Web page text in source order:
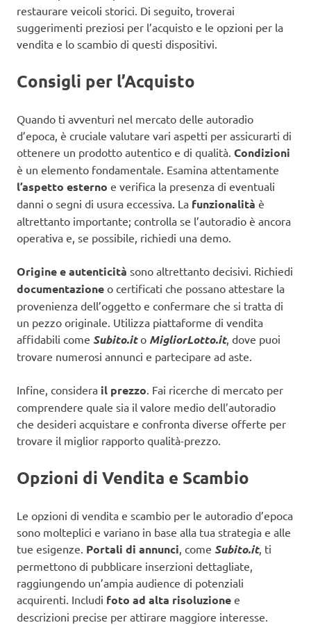
restaurare veicoli storici. Di seguito, troverai
suggerimenti preziosi per l’acquisto e le opzioni per la
vendita e lo scambio di questi dispositivi.
Consigli per l’Acquisto
Quando ti avventuri nel mercato delle autoradio
d’epoca, è cruciale valutare vari aspetti per assicurarti di
ottenere un prodotto autentico e di qualità. Condizioni
è un elemento fondamentale. Esamina attentamente
l’aspetto esterno e verifica la presenza di eventuali
danni o segni di usura eccessiva. La funzionalità è
altrettanto importante; controlla se l’autoradio è ancora
operativa e, se possibile, richiedi una demo.
Origine e autenticità sono altrettanto decisivi. Richiedi
documentazione o certificati che possano attestare la
provenienza dell’oggetto e confermare che si tratta di
un pezzo originale. Utilizza piattaforme di vendita
affidabili come Subito.ito MigliorLotto.it, dove puoi
trovare numerosi annunci e partecipare ad aste.
Infine, considera il prezzo. Fai ricerche di mercato per
comprendere quale sia il valore medio dell’autoradio
che desideri acquistare e confronta diverse offerte per
trovare il miglior rapporto qualità-prezzo.
Opzioni di Vendita e Scambio
Le opzioni di vendita e scambio per le autoradio d’epoca
sono molteplici e variano in base alla tua strategia e alle
tue esigenze. Portali di annunci, come Subito.it, ti
permettono di pubblicare inserzioni dettagliate,
raggiungendo un’ampia audience di potenziali
acquirenti. Includi foto ad alta risoluzione e
descrizioni precise per attirare maggiore interesse.